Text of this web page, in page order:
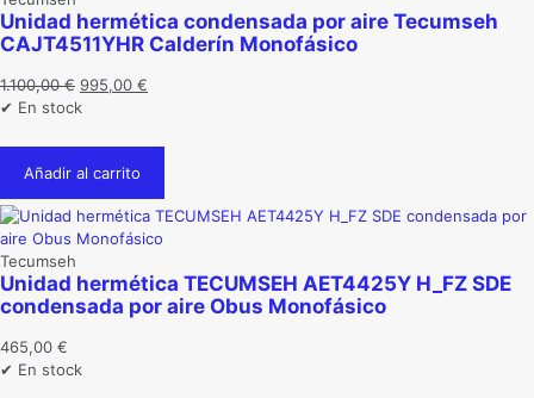
Unidad hermética condensada por aire Tecumseh
CAJT4511YHR Calderín Monofásico
1.100,00€ El
precio
era:
1.100,00 €.
995,00 €
es:
✔ En stock
Añadir al carrito
Tecumseh
Unidad hermética TECUMSEH AET4425Y H_FZ SDE
condensada por aire Obus Monofásico
465,00 €
✔ En stock